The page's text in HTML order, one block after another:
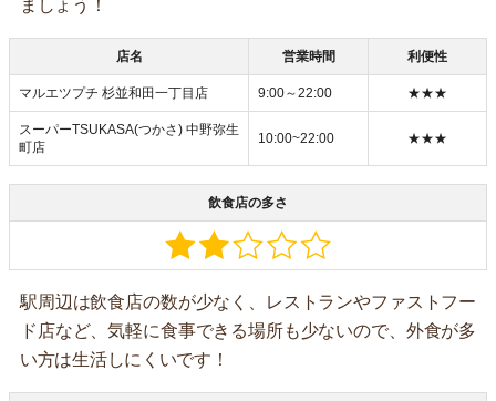
ましょう！
店名 営業時間 利便性
マルエツプチ 杉並和田一丁目店 9:00～22:00 ★★★
スーパーTSUKASA(つかさ) 中野弥生
町店
10:00~22:00 ★★★
飲食店の多さ
駅周辺は飲食店の数が少なく、レストランやファストフー
ド店など、気軽に食事できる場所も少ないので、外食が多
い方は生活しにくいです！